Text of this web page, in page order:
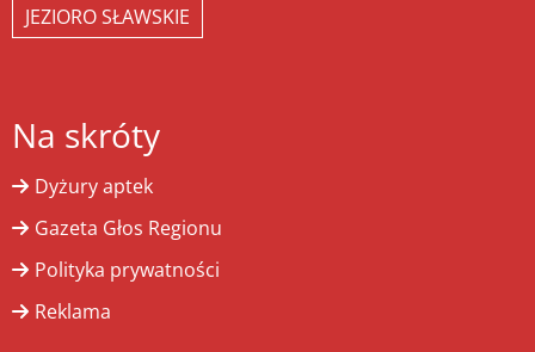
JEZIORO SŁAWSKIE
Na skróty
Dyżury aptek
Gazeta Głos Regionu
Polityka prywatności
Reklama